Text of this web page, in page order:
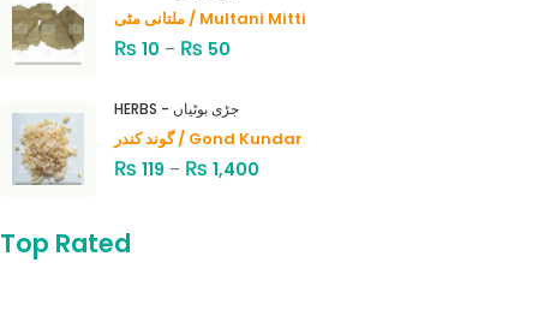
ملتانی مٹی / Multani Mitti
₨ 10 – ₨ 50
HERBS - جڑی بوٹیاں
گوند کندر / Gond Kundar
₨ 119 – ₨ 1,400
Top Rated